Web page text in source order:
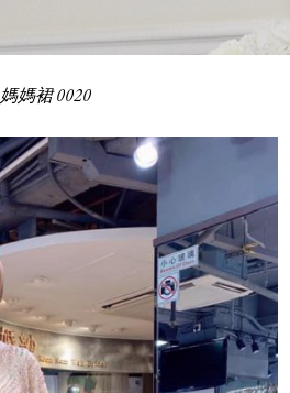
媽媽裙 0020